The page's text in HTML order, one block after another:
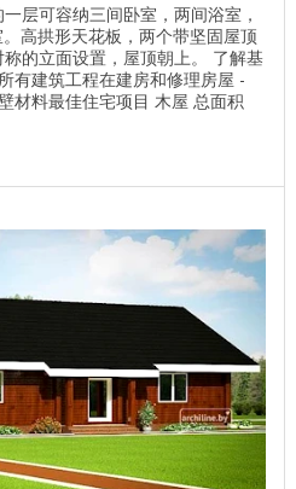
层可容纳三间卧室，两间浴室，
高拱形天花板，两个带坚固屋顶
的立面设置，屋顶朝上。 了解基
有建筑工程在建房和修理房屋 -
材料最佳住宅项目 木屋 总面积
方米 楼层数 1 屋顶面积 245.30
方米 一套墙壁材料，其他选项也
量200x150mm ...